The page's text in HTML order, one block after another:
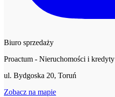
Biuro sprzedaży
Proactum - Nieruchomości i kredyty
ul. Bydgoska 20, Toruń
Zobacz na mapie